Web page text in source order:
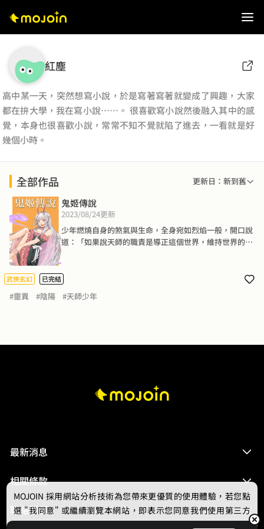
紅塵
高中某一天，突然想寫小說，於是寫著寫著就變成了興趣，大家
都在拚大學，我在寫小說……。 很喜歡寫小說然後融入其中的感
覺，本身也很喜歡小說，常常不知不覺就陷了進去，一看就是好
幾個小時。
全部作品 更新日：新到舊
鬼姬傳說
2023/08/24更新
少年燃燒自身的煞氣與生命，全身宛如烈焰一般，開口說
道：「如果說天師的職責是導正這個世界，維持世界的平
命，是最強的職業，但哪怕在強大，依舊無法憑藉一己之
界，你是否會奮不顧身的挺身而出？
武俠玄幻 已完結
#靈異 #陰陽 #天師少年
最新消息
相關條款
聯絡我們
MOJOIN 採用網站分析技術為您帶來更優質的使用體驗，若您點
選 "我同意" 或繼續瀏覽本網站，即表示您同意我們使用第三方
Cookie，欲瞭解更多資訊請見隱私權政策。